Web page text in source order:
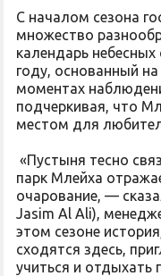
С началом сезона
множество
календарь
году, основанный
моментах
подчеркивая, что
местом для
«Пустыня тесно
парк Млейха
очарование, —
Jasim Al Ali),
этом сезоне
сходятся здесь,
учиться и